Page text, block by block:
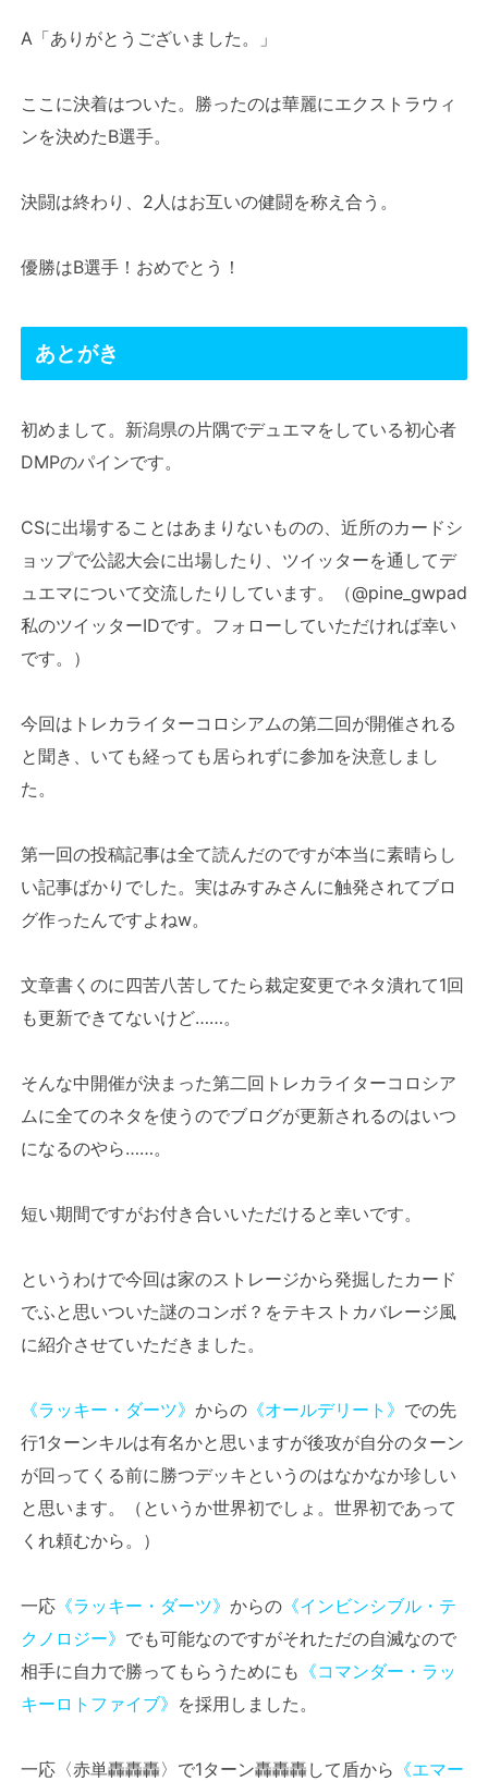
A「ありがとうございました。」
ここに決着はついた。勝ったのは華麗にエクストラウィ
ンを決めたB選手。
決闘は終わり、2人はお互いの健闘を称え合う。
優勝はB選手！おめでとう！
あとがき
初めまして。新潟県の片隅でデュエマをしている初心者
DMPのパインです。
CSに出場することはあまりないものの、近所のカードシ
ョップで公認大会に出場したり、ツイッターを通してデ
ュエマについて交流したりしています。（@pine_gwpad
私のツイッターIDです。フォローしていただければ幸い
です。）
今回はトレカライターコロシアムの第二回が開催される
と聞き、いても経っても居られずに参加を決意しまし
た。
第一回の投稿記事は全て読んだのですが本当に素晴らし
い記事ばかりでした。実はみすみさんに触発されてブロ
グ作ったんですよねw。
文章書くのに四苦八苦してたら裁定変更でネタ潰れて1回
も更新できてないけど……。
そんな中開催が決まった第二回トレカライターコロシア
ムに全てのネタを使うのでブログが更新されるのはいつ
になるのやら……。
短い期間ですがお付き合いいただけると幸いです。
というわけで今回は家のストレージから発掘したカード
でふと思いついた謎のコンボ？をテキストカバレージ風
に紹介させていただきました。
《ラッキー・ダーツ》 からの 《オールデリート》 での先
行1ターンキルは有名かと思いますが後攻が自分のターン
が回ってくる前に勝つデッキというのはなかなか珍しい
と思います。（というか世界初でしょ。世界初であって
くれ頼むから。）
一応 《ラッキー・ダーツ》 からの 《インビンシブル・テ
クノロジー》 でも可能なのですがそれただの自滅なので
相手に自力で勝ってもらうためにも 《コマンダー・ラッ
キーロトファイブ》 を採用しました。
一応〈赤単轟轟轟〉で1ターン轟轟轟して盾から 《エマー